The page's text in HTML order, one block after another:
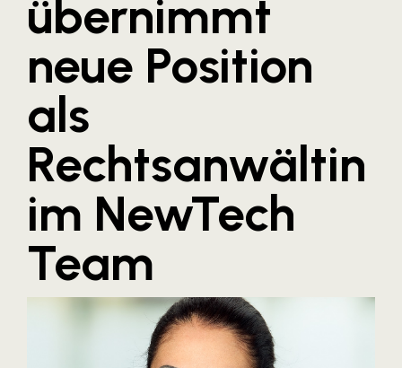
AustroCel Hallein
Blaguss
Bundesverband Sonnenschutztechnik
Cineplexx
Colmobil Austria
Designer Outlets Parndorf und Salzburg
übernimmt
neue Position
als
Rechtsanwältin
im NewTech
Team